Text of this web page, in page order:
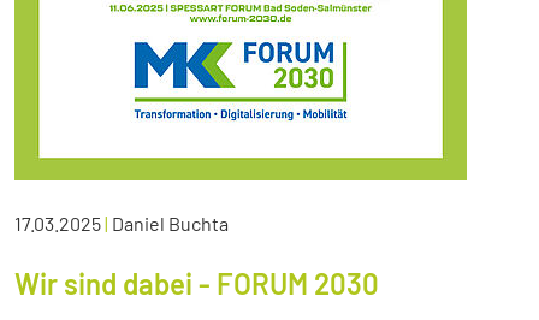
17.03.2025| Daniel Buchta
Wir sind dabei - FORUM 2030